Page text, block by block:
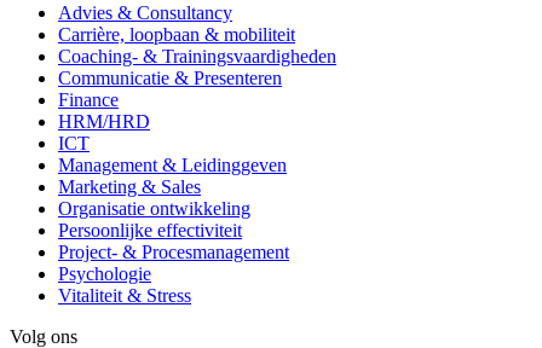
Advies & Consultancy
Carrière, loopbaan & mobiliteit
Coaching- & Trainingsvaardigheden
Communicatie & Presenteren
Finance
HRM/HRD
ICT
Management & Leidinggeven
Marketing & Sales
Organisatie ontwikkeling
Persoonlijke effectiviteit
Project- & Procesmanagement
Psychologie
Vitaliteit & Stress
Volg ons